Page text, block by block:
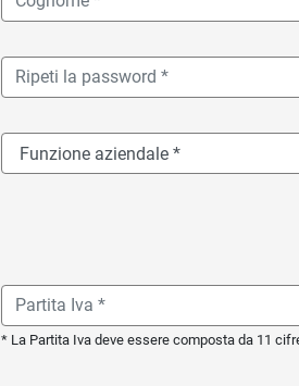
* La Partita Iva deve essere composta da 11